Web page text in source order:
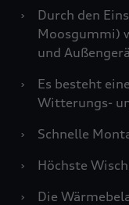
›
Durch den
Moosgummi)
und
›
Es besteht
Witterungs-
›
Schnelle
›
Höchste
›
Die